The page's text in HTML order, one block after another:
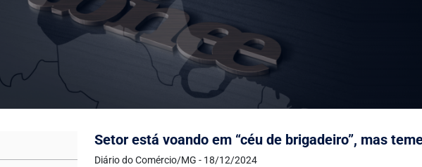
Setor está voando em “céu de brigadeiro”, mas
Diário do Comércio/MG - 18/12/2024